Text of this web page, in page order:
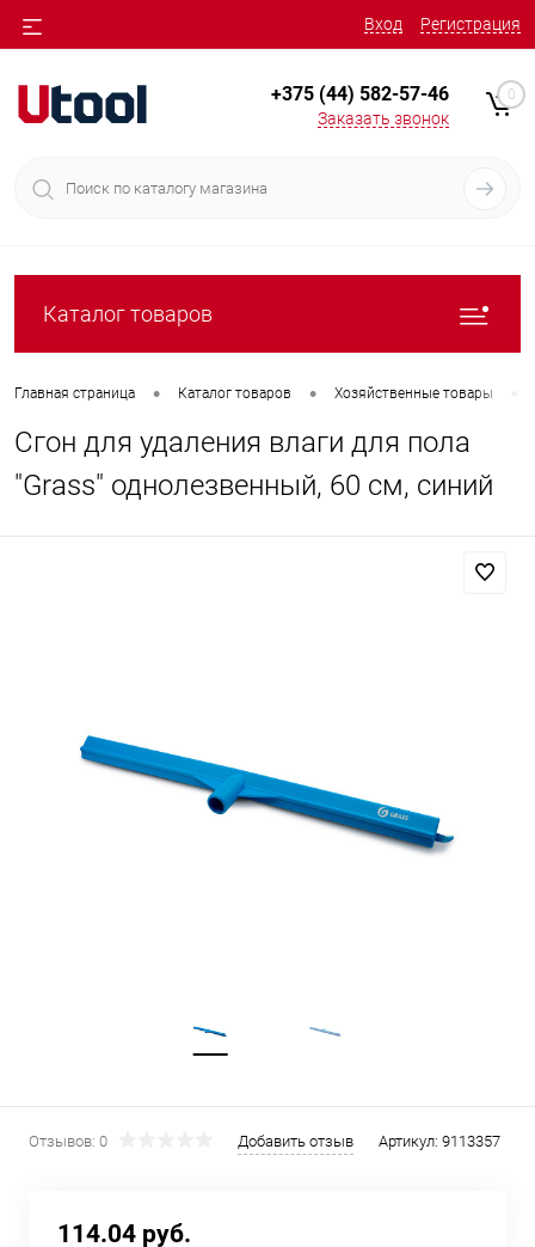
Вход Регистрация
+375 (44) 582-57-46
Заказать звонок
0
Каталог товаров
Главная страница • Каталог товаров • Хозяйственные товары
Сгон для удаления влаги для пола
"Grass" однолезвенный, 60 см, синий
Отзывов: 0 Добавить отзыв Артикул: 9113357
114.04 руб.